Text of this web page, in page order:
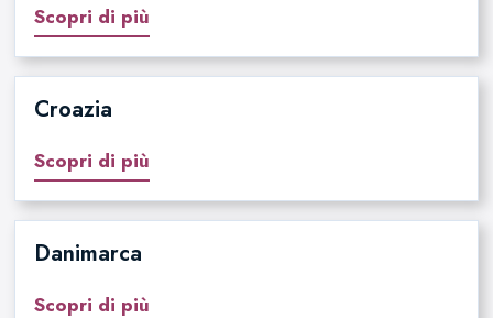
Scopri di più
Croazia
Scopri di più
Danimarca
Scopri di più